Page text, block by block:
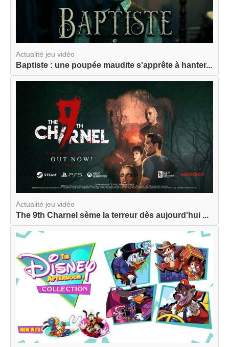
Actualité jeu vidéo
Baptiste : une poupée maudite s'apprête à hanter...
Actualité jeu vidéo
The 9th Charnel sème la terreur dès aujourd'hui ...